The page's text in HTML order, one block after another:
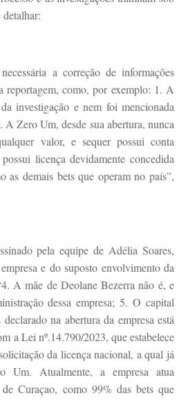
a correção de informações
reportagem, como, por exemplo: 1. A
investigação e nem foi mencionada
Zero Um, desde sua abertura, nunca
valor, e sequer possui conta
licença devidamente concedida
as demais bets que operam no país”,
pela equipe de Adélia Soares,
e do suposto envolvimento da
A mãe de Deolane Bezerra não é, e
dessa empresa; 5. O capital
na abertura da empresa está
a Lei nº.14.790/2023, que estabelece
da licença nacional, a qual já
Um. Atualmente, a empresa atua
Curaçao, como 99% das bets que